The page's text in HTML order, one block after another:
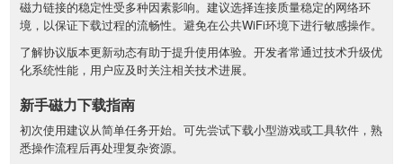
磁力链接的稳定性受多种因素影响。建议选择连接质量稳定的网络环
境，以保证下载过程的流畅性。避免在公共WiFi环境下进行敏感操作。
了解协议版本更新动态有助于提升使用体验。开发者常通过技术升级优
化系统性能，用户应及时关注相关技术进展。
新手磁力下载指南
初次使用建议从简单任务开始。可先尝试下载小型游戏或工具软件，熟
悉操作流程后再处理复杂资源。